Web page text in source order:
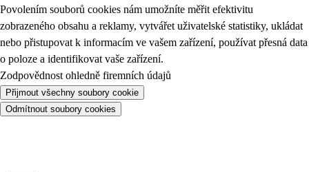
Povolením souborů cookies nám umožníte měřit efektivitu
zobrazeného obsahu a reklamy, vytvářet uživatelské statistiky, ukládat
nebo přistupovat k informacím ve vašem zařízení, používat přesná data
o poloze a identifikovat vaše zařízení.
Zodpovědnost ohledně firemních údajů
Přijmout všechny soubory cookie
Odmítnout soubory cookies